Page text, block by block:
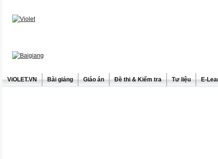
ViOLET.VN Bài giảng Giáo án Đề thi & Kiểm tra Tư liệu E-